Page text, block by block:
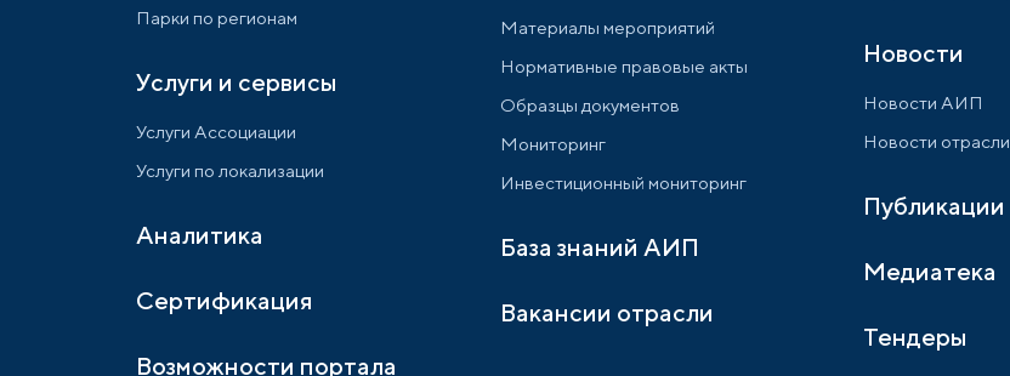
Парки по регионам
Услуги и сервисы
Услуги Ассоциации
Услуги по локализации
Аналитика
Сертификация
Возможности портала
Материалы мероприятий
Нормативные правовые акты
Образцы документов
Мониторинг
Инвестиционный мониторинг
База знаний АИП
Вакансии отрасли
Новости
Новости АИП
Новости отрасли
Публикации
Медиатека
Тендеры